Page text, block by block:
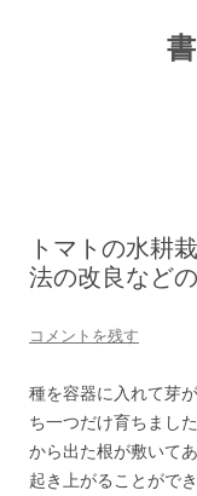
トマトの水耕
法の改良など
コメントを残す
種を容器に入れて芽
ち一つだけ育ちまし
から出た根が敷いて
起き上がることがで